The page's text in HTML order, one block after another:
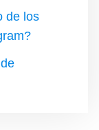
de los